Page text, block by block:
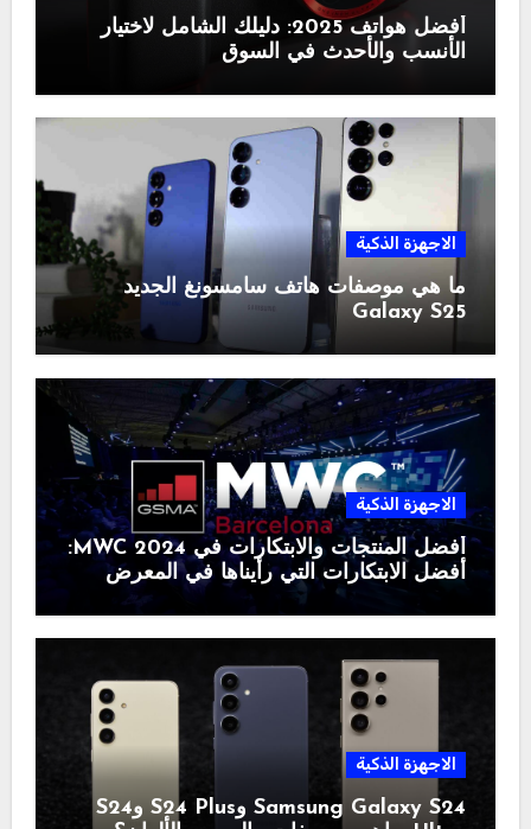
أفضل هواتف 2025: دليلك الشامل لاختيار
الأنسب والأحدث في السوق
الاجهزة الذكية
ما هي موصفات هاتف سامسونغ الجديد
Galaxy S25
الاجهزة الذكية
أفضل المنتجات والابتكارات في MWC 2024:
أفضل الابتكارات التي رأيناها في المعرض
الاجهزة الذكية
Samsung Galaxy S24 وS24 Plus وS24